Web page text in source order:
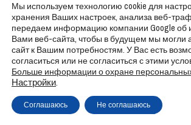
Copyright © Weiron Dynamics, s.r.o. |
Мы используем технологию cookie для
хранения Ваших настроек, анализа веб-
передаем информацию компании Google об
Вами веб-сайта, чтобы в будущем мы могли
сайт к Вашим потребностям. У Вас есть
согласиться или не согласиться с этими
Больше информации о охране
Настройки.
Соглашаюсь Не соглашаюсь